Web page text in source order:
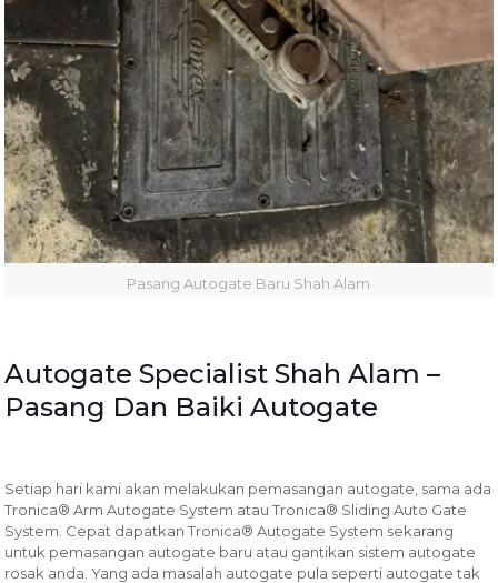
Pasang Autogate Baru Shah Alam
Autogate Specialist Shah Alam –
Pasang Dan Baiki Autogate
Setiap hari kami akan melakukan pemasangan autogate, sama ada
Tronica® Arm Autogate System atau Tronica® Sliding Auto Gate
System. Cepat dapatkan Tronica® Autogate System sekarang
untuk pemasangan autogate baru atau gantikan sistem autogate
rosak anda. Yang ada masalah autogate pula seperti autogate tak